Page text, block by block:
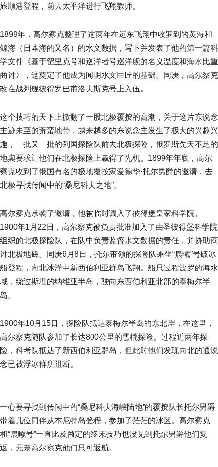
旅顺港登程，前去太平洋进行飞翔教师。
1899年，高尔察克整理了这两年在远东飞翔中收罗到的黄海和
鲸海（日本海的又名）的水文数据，写下并发表了他的第一篇科
学文件《基于留里克号和巡洋者号巡洋舰的名义温度和海水比重
商讨》，这奠定了他成为闻明水文巨匠的基础。同庚，高尔察克
改在战列舰彼得罗巴甫洛夫斯克号上入伍。
这个技巧的天下上掀翻了一股北极覆按的高潮，关于这片东说念
主迹未至的荒蛮地带，越来越多的东说念主发生了极大的兴趣兴
趣，一批又一批的列国探险队前去北极探险，俄罗斯先天不足的
地舆要求让他们在北极探险上赢得了先机。1899年年底，高尔
察克收到了俄国有名的极地覆按家爱德华·托尔男爵的邀请，去
北极寻找传闻中的“桑尼科夫之地”。
高尔察克承袭了邀请，他被临时调入了彼得堡皇家科学院。
1900年1月22日，高尔察克被负责批准加入了由圣彼得堡科学院
组织的北极探险队，在队中负责监督水文数据的责任，并协助商
讨北极地磁。同庚6月8日，托尔带领的探险队乘坐“晨曦”号破冰
船登程，向北冰洋中新西伯利亚群岛飞翔。船只过程波罗的海水
域，绕过斯堪的纳维亚半岛，驶向东西伯利亚北部的泰梅尔半
岛。
1900年10月15日，探险队抵达泰梅尔半岛的东北岸，在这里，
高尔察克随队参加了长达800公里的雪橇探险。过程近两年探
险，科考队抵达了新西伯利亚群岛，但此时他们发现向北的通说
念已被浮冰群所阻断。
一心要寻找到传闻中的“桑尼科夫海峡陆地”的覆按队长托尔男爵
带着几位同伴从本尼特岛登程，参加了茫茫的冰区。高尔察克
和“晨曦号”一直比及商定的终末技巧也没见到托尔男爵他们复
返，无奈高尔察克他们只可返航。